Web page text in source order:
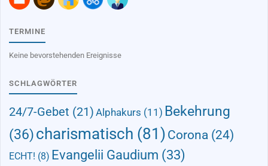
TERMINE
Keine bevorstehenden Ereignisse
SCHLAGWÖRTER
24/7-Gebet (21) Alphakurs (11) Bekehrung
(36)charismatisch (81) Corona (24)
ECHT! (8) Evangelii Gaudium (33)